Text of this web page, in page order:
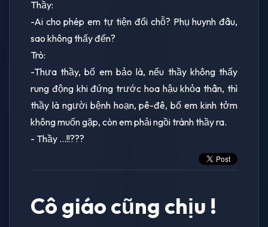
Thầy:
-Ai cho phép em tự tiện đổi chỗ? Phụ huynh đâu,
sao không thấy đến?
Trò:
-Thưa thầy, bố em bảo là, nếu thầy không thấy
rung động khi đứng trước hoa hậu khỏa thân, thì
thầy là người bệnh hoạn, pê-đê, bố em kinh tởm
không muốn gặp, còn em phải ngồi tránh thầy ra.
- Thầy ...!!???
Cô giáo cũng chịu !